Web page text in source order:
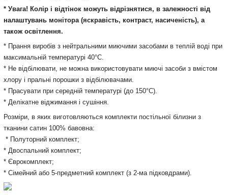
* Увага! Колір і відтінок можуть відрізнятися, в залежності від
налаштувань монітора (яскравість, контраст, насиченість), а
також освітлення.
* Прання виробів з нейтральними миючими засобами в теплій воді при
максимальній температурі 40°С.
* Не відбілювати, не можна використовувати миючі засоби з вмістом
хлору і пральні порошки з відбілювачами.
* Прасувати при середній температурі (до 150°С).
* Делікатне віджимання і сушіння.
Розміри, в яких виготовляються комплекти постільної білизни з
тканини сатин 100% бавовна:
* Полуторний комплект;
* Двоспальний комплект;
* Єврокомплект;
* Сімейний або 5-предметний комплект (з 2-ма підковдрами).